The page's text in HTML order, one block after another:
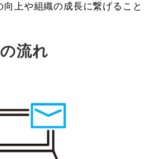
上や組織の成長に繋げること
流れ